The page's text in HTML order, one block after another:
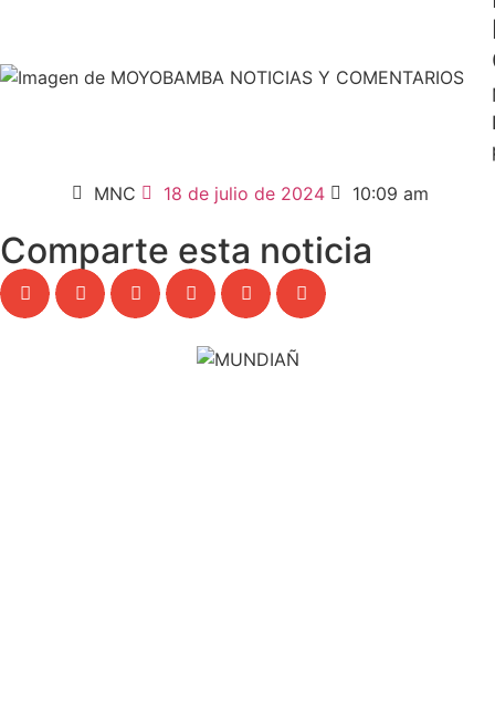
MNC
18 de julio de 2024 10:09 am
Comparte esta noticia